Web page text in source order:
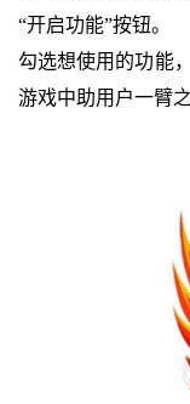
“开启功能”按钮。
勾选想使用的功能
游戏中助用户一臂之